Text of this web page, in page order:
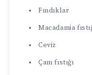
Fındıklar
Macadamia
Ceviz
Çam fıstığı